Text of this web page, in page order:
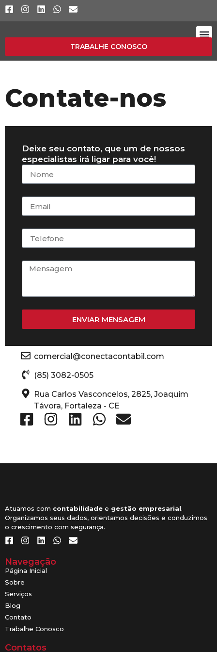
TRABALHE CONOSCO
Contate-nos
Deixe seu contato, que um de nossos
especialistas irá ligar para você!
ENVIAR MENSAGEM
comercial@conectacontabil.com
(85) 3082-0505
Rua Carlos Vasconcelos, 2825, Joaquim
Távora, Fortaleza - CE
Atuamos com contabilidade e gestão empresarial.
Organizamos seus dados, orientamos decisões e conduzimos
o crescimento com segurança.
Navegação
Página Inicial
Sobre
Serviços
Blog
Contato
Trabalhe Conosco
Contatos